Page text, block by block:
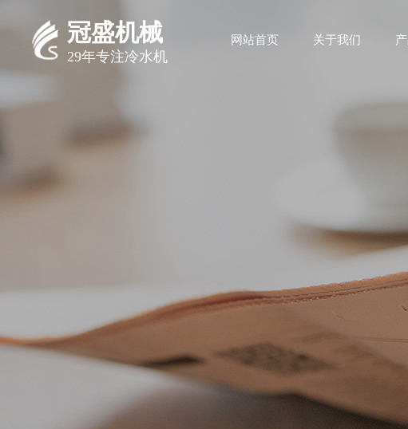
冠盛机械
29年专注冷水机
网站首页 关于我们